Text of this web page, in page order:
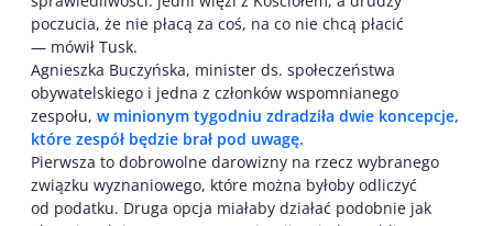
poczucia, że nie płacą za coś, na co nie chcą płacić
— mówił Tusk.
Agnieszka Buczyńska, minister ds. społeczeństwa
obywatelskiego i jedna z członków wspomnianego
zespołu, w minionym tygodniu zdradziła dwie koncepcje,
które zespół będzie brał pod uwagę.
Pierwsza to dobrowolne darowizny na rzecz wybranego
związku wyznaniowego, które można byłoby odliczyć
od podatku. Druga opcja miałaby działać podobnie jak